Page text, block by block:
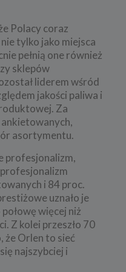
Polacy coraz
tylko jako miejsca
pełnią one również
sklepów
liderem wśród
jakości paliwa i
Za
ankietowanych,
asortymentu.
profesjonalizm,
i 84 proc.
uznało je
więcej niż
Z kolei przeszło 70
że Orlen to sieć
najszybciej i